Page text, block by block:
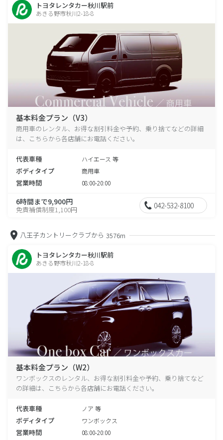
トヨタレンタカー秋川駅前
あきる野市秋川2-18-8
基本料金プラン（V3）
商用車のレンタル、お得な割引料金や予約、乗り捨てなどの詳細
は、こちらから各店舗にお電話ください。
代表車種 ハイエース 等
ボディタイプ 商用車
営業時間 08:00-20:00
6時間まで9,900円
免責補償制度1,100円 042-532-8100
八王子カントリークラブから 3576m
トヨタレンタカー秋川駅前
あきる野市秋川2-18-8
基本料金プラン（W2）
ワンボックスのレンタル、お得な割引料金や予約、乗り捨てなど
の詳細は、こちらから各店舗にお電話ください。
代表車種 ノア 等
ボディタイプ ワンボックス
営業時間 08:00-20:00